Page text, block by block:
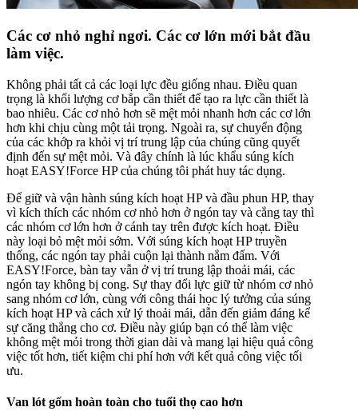
Các cơ nhỏ nghỉ ngơi. Các cơ lớn mới bắt đầu
làm việc.
Không phải tất cả các loại lực đều giống nhau. Điều quan
trọng là khối lượng cơ bắp cần thiết để tạo ra lực cần thiết là
bao nhiêu. Các cơ nhỏ hơn sẽ mệt mỏi nhanh hơn các cơ lớn
hơn khi chịu cùng một tải trọng. Ngoài ra, sự chuyển động
của các khớp ra khỏi vị trí trung lập của chúng cũng quyết
định đến sự mệt mỏi. Và đây chính là lúc khẩu súng kích
hoạt EASY!Force HP của chúng tôi phát huy tác dụng.
Để giữ và vận hành súng kích hoạt HP và đầu phun HP, thay
vì kích thích các nhóm cơ nhỏ hơn ở ngón tay và cẳng tay thì
các nhóm cơ lớn hơn ở cánh tay trên được kích hoạt. Điều
này loại bỏ mệt mỏi sớm. Với súng kích hoạt HP truyền
thống, các ngón tay phải cuộn lại thành nắm đấm. Với
EASY!Force, bàn tay vẫn ở vị trí trung lập thoải mái, các
ngón tay không bị cong. Sự thay đổi lực giữ từ nhóm cơ nhỏ
sang nhóm cơ lớn, cùng với công thái học lý tưởng của súng
kích hoạt HP và cách xử lý thoải mái, dẫn đến giảm đáng kể
sự căng thẳng cho cơ. Điều này giúp bạn có thể làm việc
không mệt mỏi trong thời gian dài và mang lại hiệu quả công
việc tốt hơn, tiết kiệm chi phí hơn với kết quả công việc tối
ưu.
Van lót gốm hoàn toàn cho tuổi thọ cao hơn